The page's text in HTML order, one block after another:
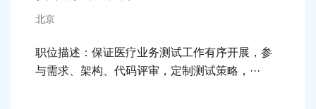
北京
职位描述：保证医疗业务测试工作有序开展，参
与需求、架构、代码评审，定制测试策略，···